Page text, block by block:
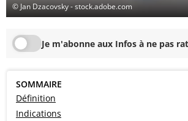
© Jan Dzacovsky - stock.adobe.com
Je m'abonne aux Infos à ne pas
SOMMAIRE
Définition
Indications